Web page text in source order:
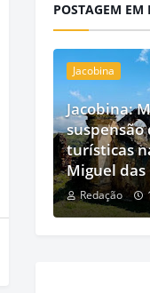
POSTAGEM EM
Jacobina
Jacobina:
turísticas
Miguel das
Redação